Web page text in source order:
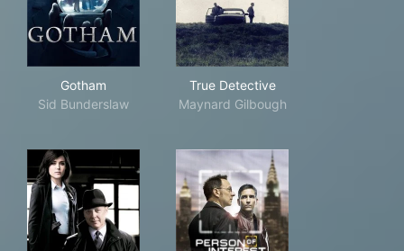
Gotham
Sid Bunderslaw
True Detective
Maynard Gilbough